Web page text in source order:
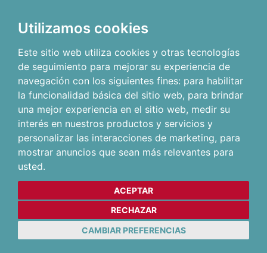
Utilizamos cookies
Este sitio web utiliza cookies y otras tecnologías
de seguimiento para mejorar su experiencia de
navegación con los siguientes fines: para habilitar
la funcionalidad básica del sitio web, para brindar
una mejor experiencia en el sitio web, medir su
interés en nuestros productos y servicios y
personalizar las interacciones de marketing, para
mostrar anuncios que sean más relevantes para
usted.
ACEPTAR
RECHAZAR
CAMBIAR PREFERENCIAS